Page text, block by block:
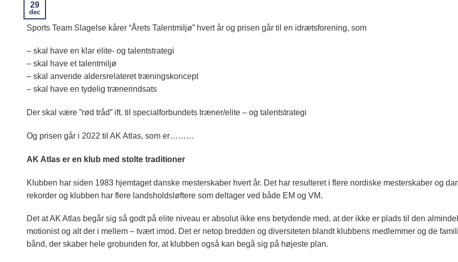
29
dec
Sports Team Slagelse kårer “Årets Talentmiljø” hvert år og prisen går til en idrætsforening, som
– skal have en klar elite- og talentstrategi
– skal have et talentmiljø
– skal anvende aldersrelateret træningskoncept
– skal have en tydelig trænerindsats
Der skal være ”rød tråd” ift. til specialforbundets træner/elite – og talentstrategi
Og prisen går i 2022 til AK Atlas, som er………
AK Atlas er en klub med stolte traditioner
Klubben har siden 1983 hjemtaget danske mesterskaber hvert år. Det har resulteret i flere nordiske mesterskaber og
rekorder og klubben har flere landsholdsløftere som deltager ved både EM og VM.
Det at AK Atlas begår sig så godt på elite niveau er absolut ikke ens betydende med, at der ikke er plads til den
motionist og alt der i mellem – tvært imod. Det er netop bredden og diversiteten blandt klubbens medlemmer og de
bånd, der skaber hele grobunden for, at klubben også kan begå sig på højeste plan.